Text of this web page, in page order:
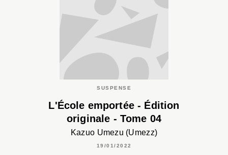
SUSPENSE
L'École emportée - Édition
originale - Tome 04
Kazuo Umezu (Umezz)
19/01/2022